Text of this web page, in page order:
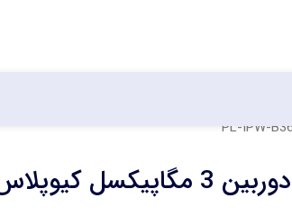
دوربین 3 مگاپیکسل کیوپلاس مدل PL-IPW-B3670A6-X